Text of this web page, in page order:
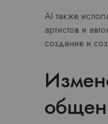
AI также
артистов и
создание и